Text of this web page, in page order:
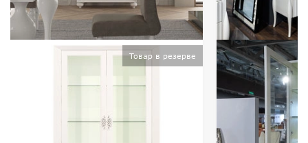
Товар в резерве